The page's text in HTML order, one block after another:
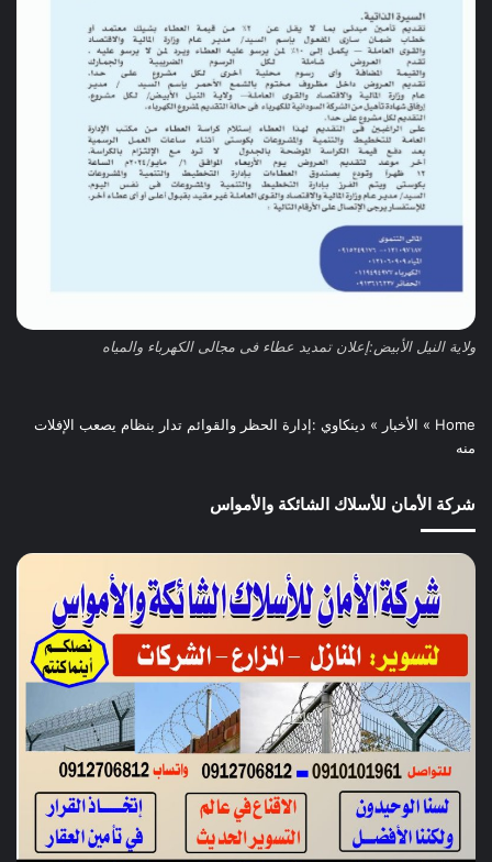
ولاية النيل الأبيض:إعلان تمديد عطاء فى مجالى الكهرباء والمياه
Home
» الأخبار » دينكاوي :إدارة الحظر والقوائم تدار بنظام يصعب الإفلات
منه
شركة الأمان للأسلاك الشائكة والأمواس